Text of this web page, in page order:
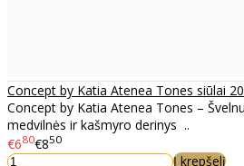
Concept by Katia Atenea Tones siūlai
Concept by Katia Atenea Tones –
medvilnės ir kašmyro derinys ..
€680€850
Į krepšelį